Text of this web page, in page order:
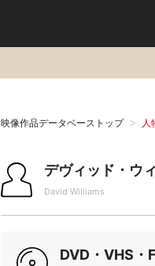
映像作品データベーストップ 人
デヴィッド・ウ
David Williams
DVD・VHS・